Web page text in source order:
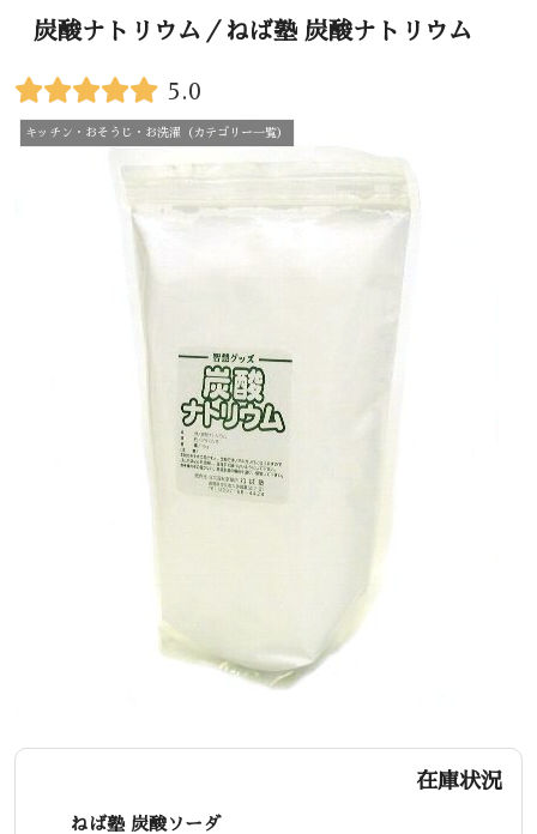
炭酸ナトリウム／ねば塾 炭酸ナトリウム
5.0
キッチン・おそうじ・お洗濯（カテゴリー一覧）
在庫状況
ねば塾 炭酸ソーダ